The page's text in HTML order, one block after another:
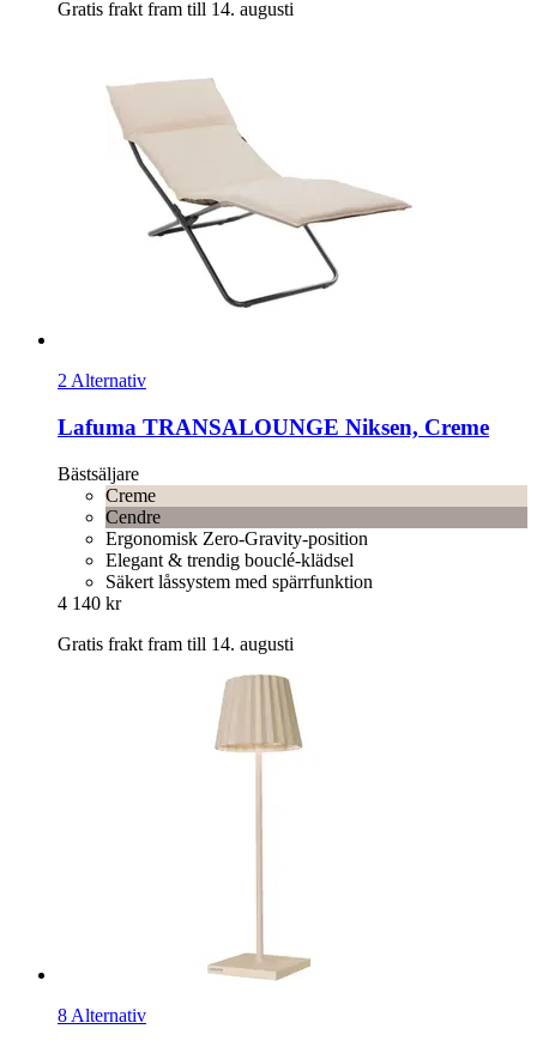
Gratis frakt fram till 14. augusti
2 Alternativ
Lafuma TRANSALOUNGE Niksen, Creme
Bästsäljare
Creme
Cendre
Ergonomisk Zero-Gravity-position
Elegant & trendig bouclé-klädsel
Säkert låssystem med spärrfunktion
4 140 kr
Gratis frakt fram till 14. augusti
8 Alternativ